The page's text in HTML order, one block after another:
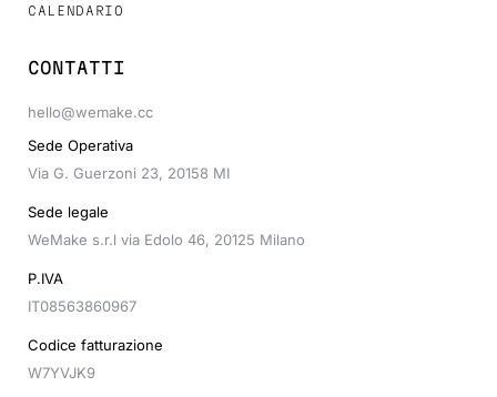
CALENDARIO
CONTATTI
hello@wemake.cc
Sede Operativa
Via G. Guerzoni 23, 20158 MI
Sede legale
WeMake s.r.l via Edolo 46, 20125 Milano
P.IVA
IT08563860967
Codice fatturazione
W7YVJK9